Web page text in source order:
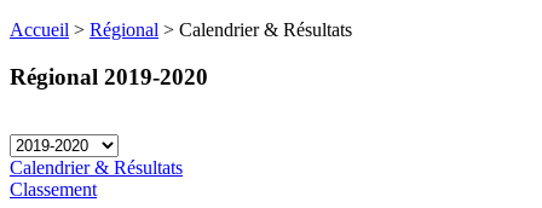
Accueil > Régional > Calendrier & Résultats
Régional 2019-2020
Calendrier & Résultats
Classement